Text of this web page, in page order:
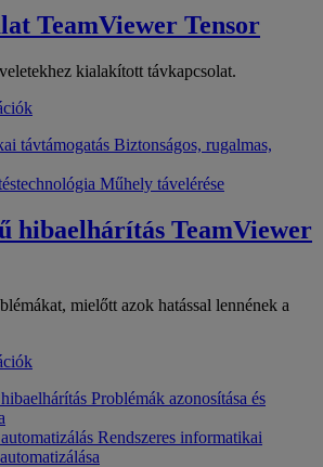
TeamViewer Tensor
kialakított távkapcsolat.
távtámogatás Biztonságos, rugalmas,
Műhely távelérése
hibaelhárítás TeamViewer
mielőtt azok hatással lennének a
Problémák azonosítása és
Rendszeres informatikai